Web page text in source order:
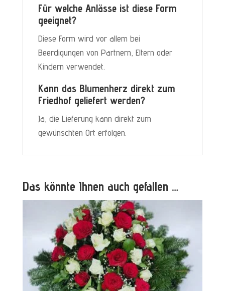
Für welche Anlässe ist diese Form
geeignet?
Diese Form wird vor allem bei
Beerdigungen von Partnern, Eltern oder
Kindern verwendet.
Kann das Blumenherz direkt zum
Friedhof geliefert werden?
Ja, die Lieferung kann direkt zum
gewünschten Ort erfolgen.
Das könnte Ihnen auch gefallen …